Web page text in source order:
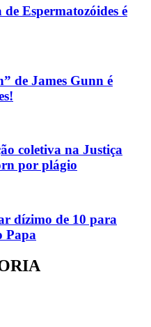
Espermatozóides é
de James Gunn é
coletiva na Justiça
por plágio
dízimo de 10 para
Papa